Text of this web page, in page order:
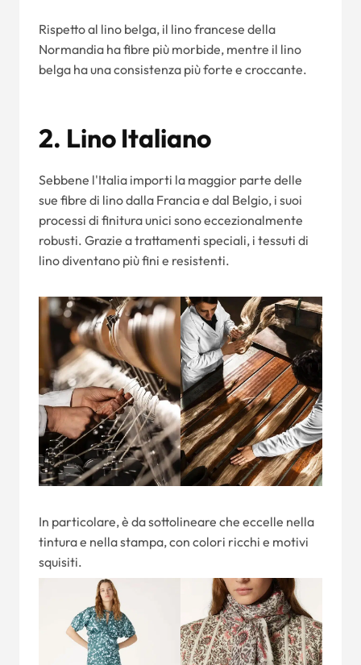
Rispetto al lino belga, il lino francese della
Normandia ha fibre più morbide, mentre il lino
belga ha una consistenza più forte e croccante.
2. Lino Italiano
Sebbene l'Italia importi la maggior parte delle
sue fibre di lino dalla Francia e dal Belgio, i suoi
processi di finitura unici sono eccezionalmente
robusti. Grazie a trattamenti speciali, i tessuti di
lino diventano più fini e resistenti.
In particolare, è da sottolineare che eccelle nella
tintura e nella stampa, con colori ricchi e motivi
squisiti.